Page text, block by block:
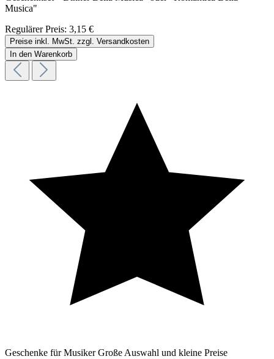
Musica"
Regulärer Preis: 3,15 €
Preise inkl. MwSt. zzgl. Versandkosten
In den Warenkorb
Geschenke für Musiker Große Auswahl und kleine Preise